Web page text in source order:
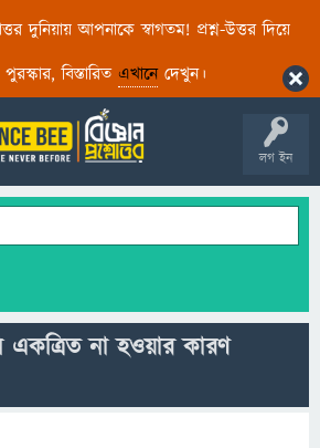
দুনিয়ায় আপনাকে স্বাগতম! প্রশ্ন-উত্তর দিয়ে
বিস্তারিত এখানেদেখুন।
লগ ইন
একত্রিত না হওয়ার কারণ